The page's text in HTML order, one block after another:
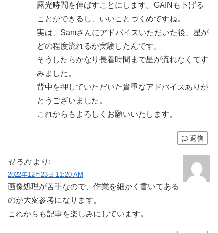
露光時間を伸ばすことにします。GAINも下げる
ことができるし、いいことづくめですね。
実は、Samさんにアドバイスいただいた後、星が
どの程度流れるか実験したんです。
そうしたらかなり長着時間まで星が流れなくてす
みました。
背中を押していただいた貴重なアドバイスありが
とうございました。
これからもよろしくお願いいたします。
返信
せろお より:
2022年12月23日 11:20 AM
画像処理が苦手なので、作業を細かく書いてある
のが大変参考になります。
これからも記事を楽しみにしています。